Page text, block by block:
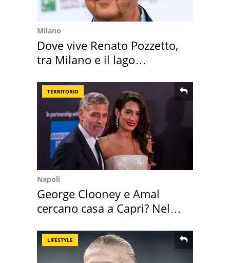
Milano
Dove vive Renato Pozzetto,
tra Milano e il lago
TERRITORIO
Napoli
George Clooney e Amal
cercano casa a Capri? Nel
LIFESTYLE